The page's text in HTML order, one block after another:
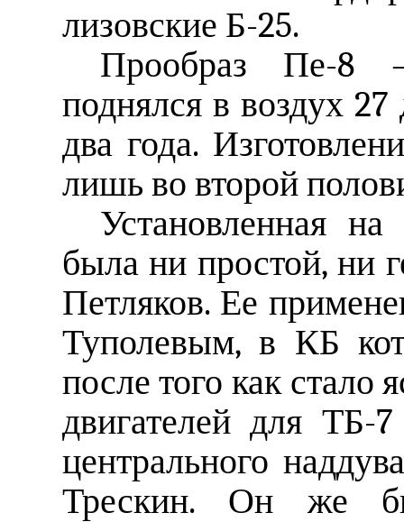
лизовские Б-25.
Прообраз Пе-
поднялся в воздух 27
два года.
лишь во второй
Установленная
была ни простой, ни
Петляков. Ее
Туполевым, в КБ
после того как
двигателей для ТБ-7
центрального
Трескин. Он же